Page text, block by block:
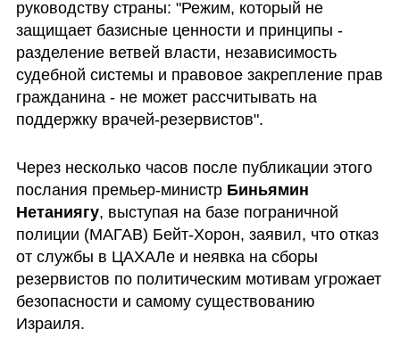
руководству страны: "Режим, который не
защищает базисные ценности и принципы -
разделение ветвей власти, независимость
судебной системы и правовое закрепление прав
гражданина - не может рассчитывать на
поддержку врачей-резервистов".
Через несколько часов после публикации этого
послания премьер-министр Биньямин
Нетаниягу, выступая на базе пограничной
полиции (МАГАВ) Бейт-Хорон, заявил, что отказ
от службы в ЦАХАЛе и неявка на сборы
резервистов по политическим мотивам угрожает
безопасности и самому существованию
Израиля.